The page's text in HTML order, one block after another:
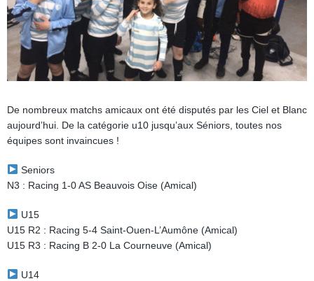
De nombreux matchs amicaux ont été disputés par les Ciel et Blanc
aujourd’hui. De la catégorie u10 jusqu’aux Séniors, toutes nos
équipes sont invaincues !
Seniors
N3 : Racing 1-0 AS Beauvois Oise (Amical)
U15
U15 R2 : Racing 5-4 Saint-Ouen-L’Aumône (Amical)
U15 R3 : Racing B 2-0 La Courneuve (Amical)
U14